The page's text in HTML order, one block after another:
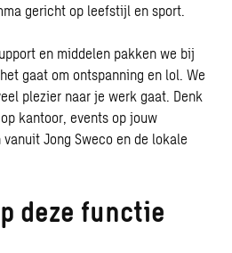
gericht op leefstijl en sport.
en middelen pakken we bij
gaat om ontspanning en lol. We
plezier naar je werk gaat. Denk
kantoor, events op jouw
Jong Sweco en de lokale
deze functie